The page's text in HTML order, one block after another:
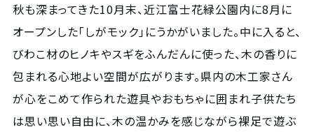
秋も深まってきた10月末、近江富士花緑公園内に8月に
オープンした「しがモック」にうかがいました。中に入ると、
びわこ材のヒノキやスギをふんだんに使った、木の香りに
包まれる心地よい空間が広がります。県内の木工家さん
が心をこめて作られた遊具やおもちゃに囲まれ子供たち
は思い思い自由に、木の温かみを感じながら裸足で遊ぶ